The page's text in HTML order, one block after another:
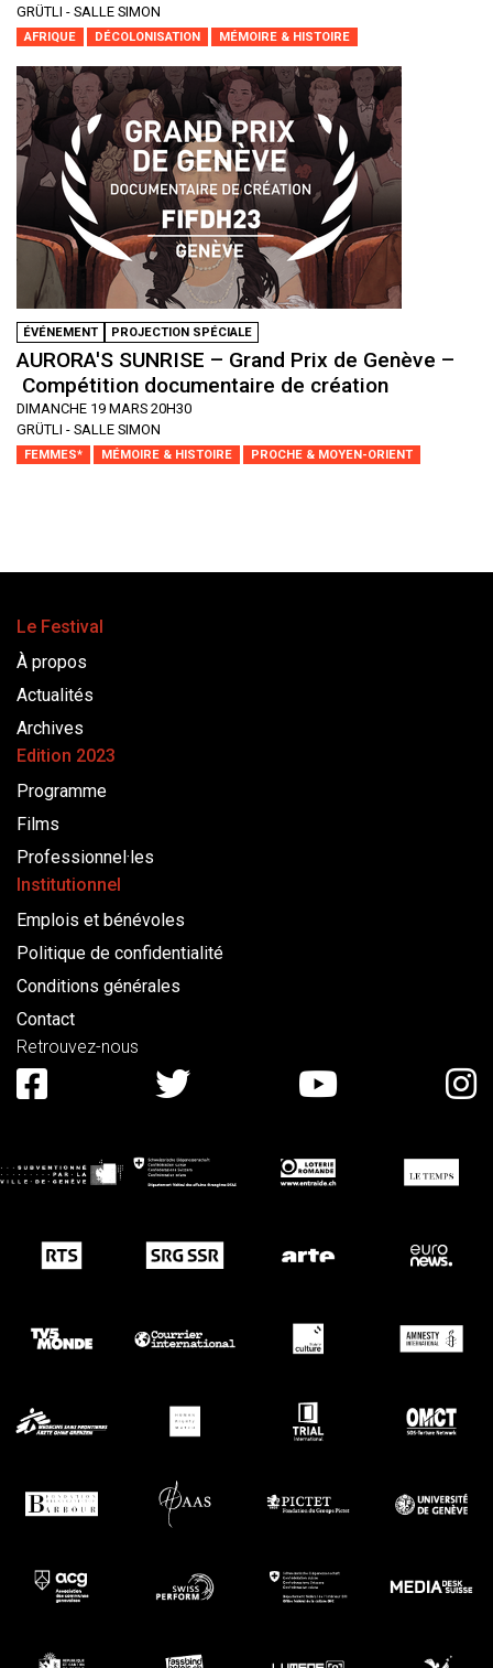
GRÜTLI - SALLE SIMON
AFRIQUE DÉCOLONISATION MÉMOIRE & HISTOIRE
ÉVÉNEMENT PROJECTION SPÉCIALE
AURORA'S SUNRISE – Grand Prix de Genève –
Compétition documentaire de création
DIMANCHE 19 MARS 20H30
GRÜTLI - SALLE SIMON
FEMMES* MÉMOIRE & HISTOIRE PROCHE & MOYEN-ORIENT
Le Festival
À propos
Actualités
Archives
Edition 2023
Programme
Films
Professionnel·les
Institutionnel
Emplois et bénévoles
Politique de confidentialité
Conditions générales
Contact
Retrouvez-nous